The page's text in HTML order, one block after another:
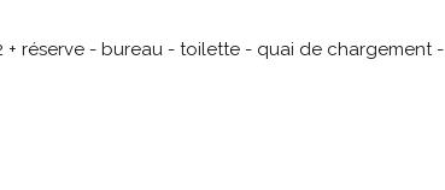
+ réserve - bureau - toilette - quai de chargement -